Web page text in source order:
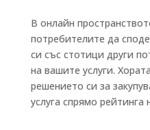
В онлайн
потребителите да
си със стотици други
на вашите услуги.
решението си за
услуга спрямо рейтинга